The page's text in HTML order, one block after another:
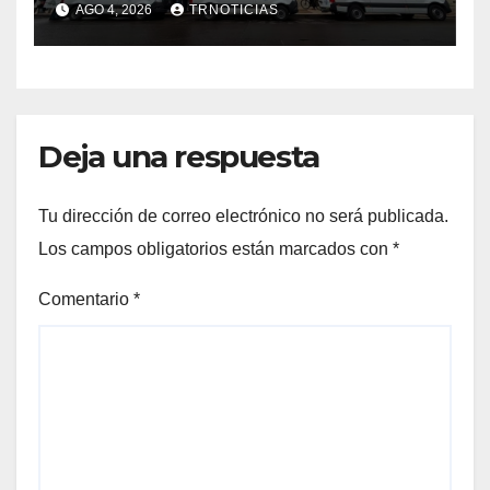
Cauquenes y Sagrada Familia
AGO 4, 2026 TRNOTICIAS
Deja una respuesta
Tu dirección de correo electrónico no será publicada.
Los campos obligatorios están marcados con *
Comentario *